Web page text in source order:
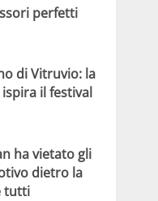
perfetti
di Vitruvio: la
il festival
ha vietato gli
dietro la
tutti